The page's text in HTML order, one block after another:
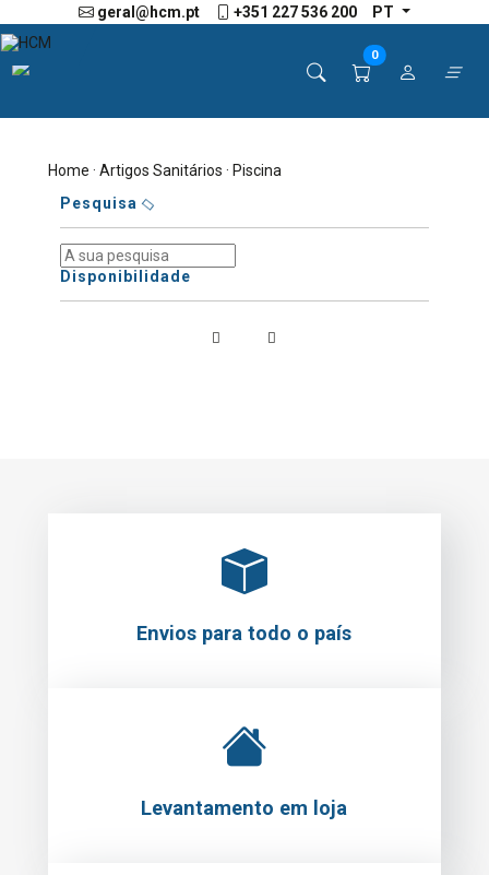
geral@hcm.pt +351 227 536 200 PT
0
Home ·Artigos Sanitários · Piscina
Pesquisa
Disponibilidade
Envios para todo o país
Levantamento em loja